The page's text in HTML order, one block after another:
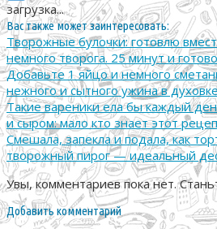
загрузка...
Вас также может заинтересовать:
Творожные булочки: готовлю
немного творога. 25 минут и готово
Добавьте 1 яйцо и немного
нежного и сытного ужина в
Такие вареники ела бы каждый
и сыром: мало кто знает этот
Смешала, запекла и подала, как
творожный пирог — идеальный
Увы, комментариев пока нет.
Добавить комментарий